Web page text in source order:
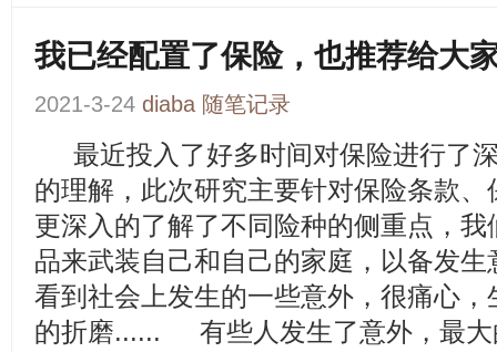
我已经配置了保险，也推荐给大
2021-3-24 diaba 随笔记录
最近投入了好多时间对保险进行了
的理解，此次研究主要针对保险条款
更深入的了解了不同险种的侧重点，
品来武装自己和自己的家庭，以备发
看到社会上发生的一些意外，很痛心
的折磨...... 有些人发生了意外，最大